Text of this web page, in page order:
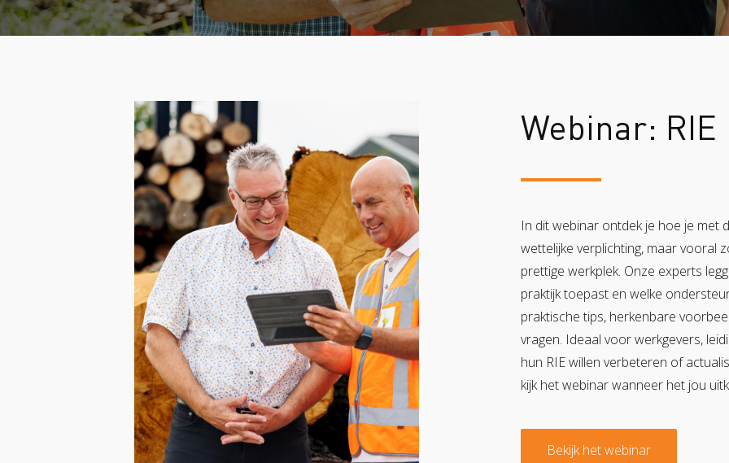
Webinar: RIE
In dit webinar ontdek je hoe je met
wettelijke verplichting, maar vooral
prettige werkplek. Onze experts
praktijk toepast en welke
praktische tips, herkenbare
vragen. Ideaal voor werkgevers,
hun RIE willen verbeteren of
kijk het webinar wanneer het jou
Bekijk het webinar